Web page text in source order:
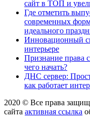
сайт в ТОП и
Где отметить
современных
идеального
Инновационный
интерьере
Признание права
чего начать?
ДНС сервер:
как работает
2020 © Все права
сайта активная ссылка